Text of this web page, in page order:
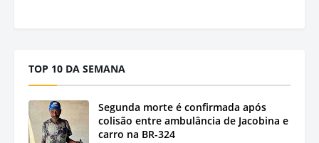
TOP 10 DA SEMANA
Segunda morte é confirmada após
colisão entre ambulância de Jacobina e
carro na BR-324